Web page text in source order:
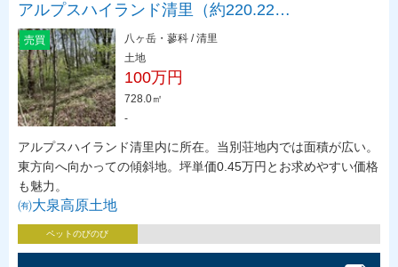
アルプスハイランド清里（約220.22…
売買
八ヶ岳・蓼科 / 清里
土地
100万円
728.0㎡
-
アルプスハイランド清里内に所在。当別荘地内では面積が広い。
東方向へ向かっての傾斜地。坪単価0.45万円とお求めやすい価格
も魅力。
㈲大泉高原土地
ペットのびのび